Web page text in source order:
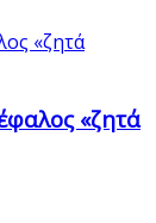
«ζητά